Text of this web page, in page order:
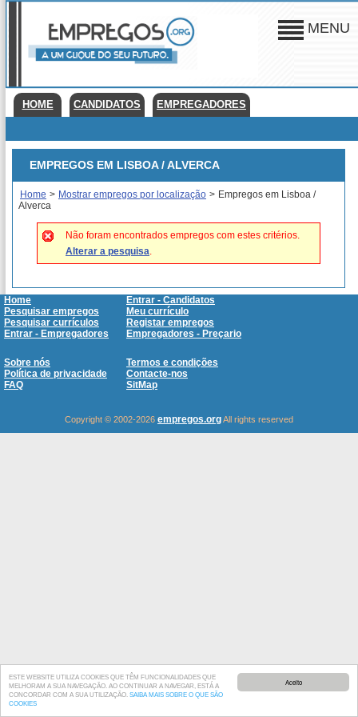
Aceito
ESTE WEBSITE UTILIZA COOKIES QUE TÊM FUNCIONALIDADES QUE
MELHORAM A SUA NAVEGAÇÃO. AO CONTINUAR A NAVEGAR, ESTÁ A
CONCORDAR COM A SUA UTILIZAÇÃO. SAIBA MAIS SOBRE O QUE SÃO
COOKIES
MENU
HOME CANDIDATOS EMPREGADORES
EMPREGOS EM LISBOA / ALVERCA
Home > Mostrar empregos por localização > Empregos em Lisboa /
Alverca
Não foram encontrados empregos com estes critérios.
Alterar a pesquisa.
Home
Entrar - Candidatos
Pesquisar empregos
Meu currículo
Pesquisar currículos
Registar empregos
Entrar - Empregadores
Empregadores - Preçario
Sobre nós
Termos e condições
Política de privacidade
Contacte-nos
FAQ
SitMap
Copyright © 2002-2026 empregos.orgAll rights reserved